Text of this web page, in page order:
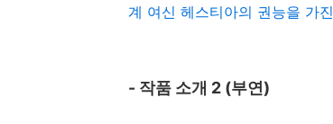
계 여신 헤스티아의 권능을 가
- 작품 소개 2 (부연)